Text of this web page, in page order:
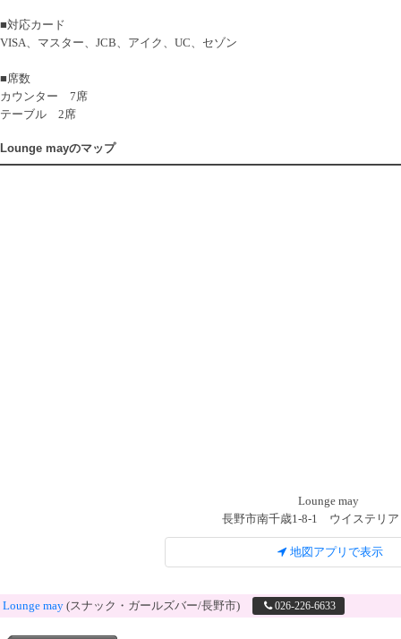
■対応カード
VISA、マスター、JCB、アイク、UC、セゾン
■席数
カウンター 7席
テーブル 2席
Lounge mayのマップ
Lounge may
長野市南千歳1-8-1 ウイステリア
地図アプリで表示
Lounge may (スナック・ガールズバー/長野市) 026-226-6633